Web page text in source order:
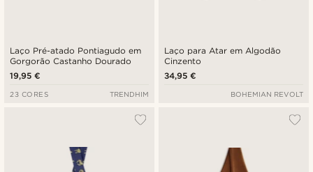
Laço Pré-atado Pontiagudo em
Gorgorão Castanho Dourado
19,95 €
23 CORES TRENDHIM
Laço para Atar em Algodão
Cinzento
34,95 €
BOHEMIAN REVOLT